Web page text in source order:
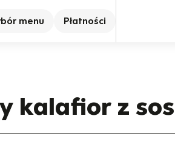
menu Płatności
kalafior z